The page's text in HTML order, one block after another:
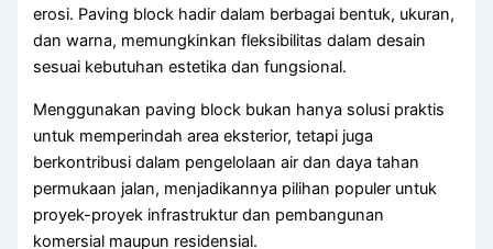
erosi. Paving block hadir dalam berbagai bentuk, ukuran,
dan warna, memungkinkan fleksibilitas dalam desain
sesuai kebutuhan estetika dan fungsional.
Menggunakan paving block bukan hanya solusi praktis
untuk memperindah area eksterior, tetapi juga
berkontribusi dalam pengelolaan air dan daya tahan
permukaan jalan, menjadikannya pilihan populer untuk
proyek-proyek infrastruktur dan pembangunan
komersial maupun residensial.